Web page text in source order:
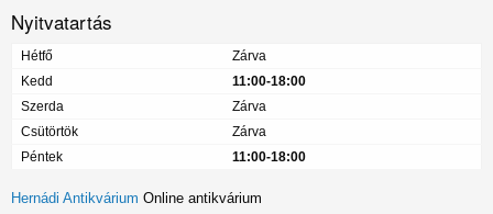
Nyitvatartás
Hétfő
Zárva
Kedd
11:00-18:00
Szerda
Zárva
Csütörtök
Zárva
Péntek
11:00-18:00
Hernádi Antikvárium Online antikvárium